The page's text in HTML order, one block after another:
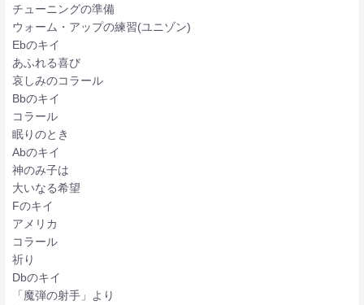
チューニングの準備
ウォーム・アップの練習(ユニゾン)
Ebのキイ
あふれる喜び
哀しみのコラール
Bbのキイ
コラール
眠りのとき
Abのキイ
神のみ子は
大いなる希望
Fのキイ
アメリカ
コラール
祈り
Dbのキイ
「魔弾の射手」より